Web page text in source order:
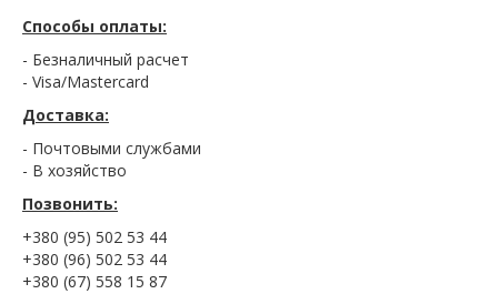
Способы оплаты:
- Безналичный расчет
- Visa/Mastercard
Доставка:
- Почтовыми службами
- В хозяйство
Позвонить:
+380 (95) 502 53 44
+380 (96) 502 53 44
+380 (67) 558 15 87